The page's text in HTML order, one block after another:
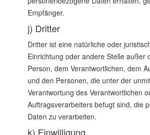
Empfänger.
j) Dritter
Dritter ist eine natürliche oder
Einrichtung oder andere Stelle außer
Person, dem Verantwortlichen, dem
und den Personen, die unter der
Verantwortung des Verantwortlichen
Auftragsverarbeiters befugt sind, die
Daten zu verarbeiten.
k) Einwilligung